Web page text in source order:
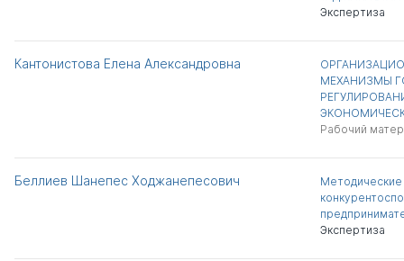
Экспертиза
Кантонистова Елена Александровна
МЕХАНИЗМЫ
Рабочий
Беллиев Шанепес Ходжанепесович
Экспертиза